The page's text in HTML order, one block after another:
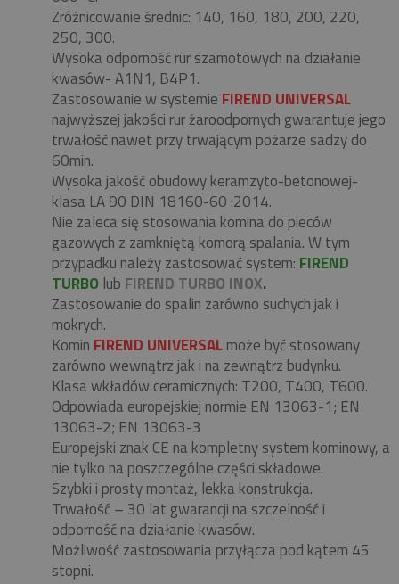
Zróżnicowanie średnic: 140, 160, 180, 200, 220,
250, 300.
Wysoka odporność rur szamotowych na działanie
kwasów- A1N1, B4P1.
Zastosowanie w systemie FIREND UNIVERSAL
najwyższej jakości rur żaroodpornych gwarantuje jego
trwałość nawet przy trwającym pożarze sadzy do
60min.
Wysoka jakość obudowy keramzyto-betonowej-
klasa LA 90 DIN 18160-60 :2014.
Nie zaleca się stosowania komina do pieców
gazowych z zamkniętą komorą spalania. W tym
przypadku należy zastosować system: FIREND
TURBO lub FIREND TURBO INOX.
Zastosowanie do spalin zarówno suchych jak i
mokrych.
Komin FIREND UNIVERSALmoże być stosowany
zarówno wewnątrz jak i na zewnątrz budynku.
Klasa wkładów ceramicznych: T200, T400, T600.
Odpowiada europejskiej normie EN 13063-1; EN
13063-2; EN 13063-3
Europejski znak CE na kompletny system kominowy, a
nie tylko na poszczególne części składowe.
Szybki i prosty montaż, lekka konstrukcja.
Trwałość – 30 lat gwarancji na szczelność i
odporność na działanie kwasów.
Możliwość zastosowania przyłącza pod kątem 45
stopni.